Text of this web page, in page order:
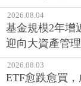
2026.08.04
基金規模2年增
迎向大資產管
2026.08.03
ETF愈跌愈買